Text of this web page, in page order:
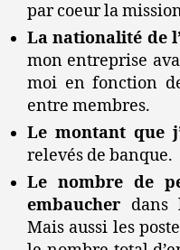
par coeur la
La nationalité de
mon entreprise
moi en fonction
entre membres.
Le montant que
relevés de banque.
Le nombre de
embaucher dans
Mais aussi les